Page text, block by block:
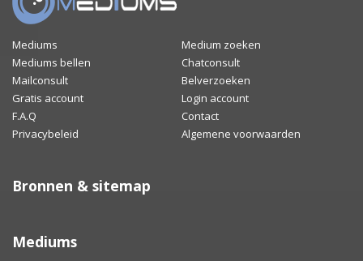
Mediums
Medium zoeken
Mediums bellen
Chatconsult
Mailconsult
Belverzoeken
Gratis account
Login account
F.A.Q
Contact
Privacybeleid
Algemene voorwaarden
Bronnen & sitemap
Mediums